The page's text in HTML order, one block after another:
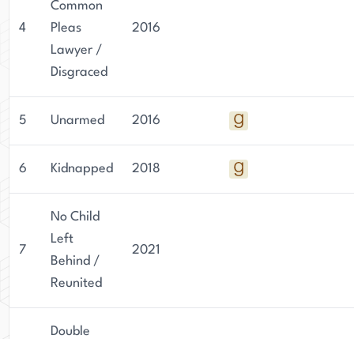
4
Common
Pleas
Lawyer /
Disgraced
2016
5 Unarmed 2016
6 Kidnapped 2018
7
No Child
Left
Behind /
Reunited
2021
Double